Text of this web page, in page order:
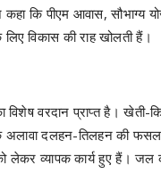
कि पीएम आवास, सौभाग्य
विकास की राह खोलती हैं।
विशेष वरदान प्राप्त है।
दलहन-तिलहन की फसल
व्यापक कार्य हुए हैं। जल